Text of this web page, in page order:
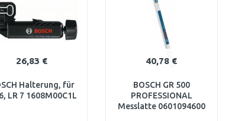
26,83 €
Halterung, für
LR 7 1608M00C1L
40,78 €
BOSCH GR 500
PROFESSIONAL
Messlatte 0601094600